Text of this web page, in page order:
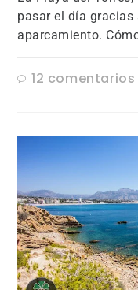
pasar el día
aparcamiento.
12 comentarios